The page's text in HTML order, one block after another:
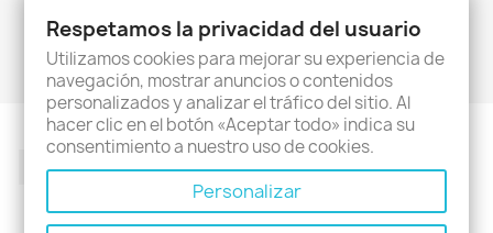
FacebookTwitter Rss YouTubePinterestInstagram
Respetamos la privacidad del usuario
Utilizamos cookies para mejorar su experiencia de
navegación, mostrar anuncios o contenidos
personalizados y analizar el tráfico del sitio. Al
hacer clic en el botón «Aceptar todo» indica su
consentimiento a nuestro uso de cookies.
Personalizar